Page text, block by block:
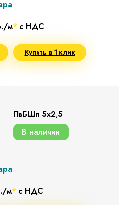
м* с НДС
Купить в 1 клик
ПвБШп 5х2,5
В наличии
м* с НДС